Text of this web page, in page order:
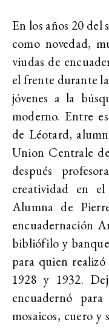
En los años 20 del
como novedad,
viudas de
el frente durante
jóvenes a la
moderno. Entre
de Léotard,
Union Centrale
después
creatividad en
Alumna de
encuadernación
bibliófilo y
para quien
1928 y 1932.
encuadernó
mosaicos, cuero y